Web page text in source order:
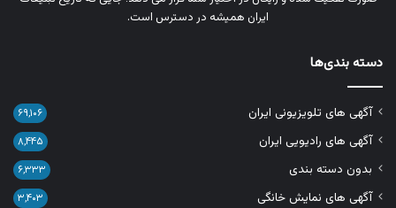
ایران همیشه در دسترس است.
دسته بندی‌ها
آگهی های تلویزیونی ایران ۶۹,۱۰۶
آگهی های رادیویی ایران ۸,۴۴۵
بدون دسته بندی ۶,۳۳۳
آگهی های نمایش خانگی ۳,۴۰۳